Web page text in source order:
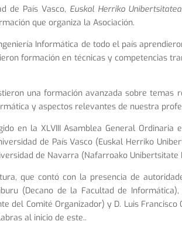
de País Vasco, Euskal Herriko Unibertsitatea,
que organiza la Asociación.
Informática de todo el país
formación en técnicas y competencias
una formación avanzada sobre temas
y aspectos relevantes de nuestra
en la XLVIII Asamblea General Ordinaria
de País Vasco (Euskal Herriko
de Navarra (Nafarroako Unibertsitate
que contó con la presencia de
(Decano de la Facultad de Informática),
del Comité Organizador) y D. Luis Francisco
al inicio de este..